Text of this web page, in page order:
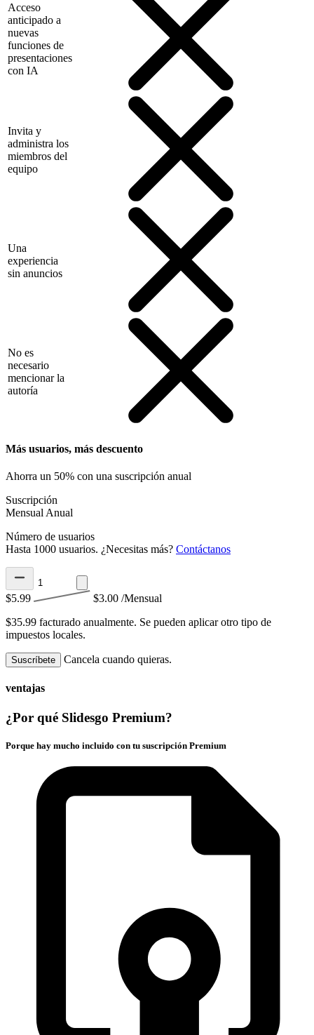
Acceso
anticipado a
nuevas
funciones de
presentaciones
con IA
Invita y
administra los
miembros del
equipo
Una
experiencia
sin anuncios
No es
necesario
mencionar la
autoría
Más usuarios, más descuento
Ahorra un 50% con una suscripción anual
Suscripción
Mensual Anual
Número de usuarios
Hasta 1000 usuarios. ¿Necesitas más? Contáctanos
$5.99 $3.00 /Mensual
$35.99 facturado anualmente. Se pueden aplicar otro tipo de
impuestos locales.
Suscríbete Cancela cuando quieras.
ventajas
¿Por qué Slidesgo Premium?
Porque hay mucho incluido con tu suscripción Premium